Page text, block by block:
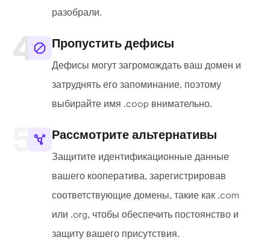
разобрали.
Пропустить дефисы
Дефисы могут загромождать ваш домен и
затруднять его запоминание, поэтому
выбирайте имя .coop внимательно.
Рассмотрите альтернативы
Защитите идентификационные данные
вашего кооператива, зарегистрировав
соответствующие домены, такие как .com
или .org, чтобы обеспечить постоянство и
защиту вашего присутствия.